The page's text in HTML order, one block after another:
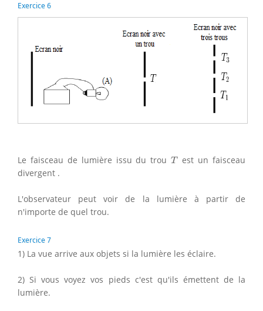
Exercice 6
Le faisceau de lumière issu du trouT
T est un faisceau
divergent .
L'observateur peut voir de la lumière à partir de
n'importe de quel trou.
Exercice 7
1) La vue arrive aux objets si la lumière les éclaire.
2) Si vous voyez vos pieds c'est qu'ils émettent de la
lumière.